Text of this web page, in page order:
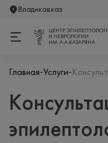
Владикавказ
ЦЕНТР
И НЕВРОЛОГИИ
ИМ. А.А.КАЗАРЯНА
Главная-Услуги-